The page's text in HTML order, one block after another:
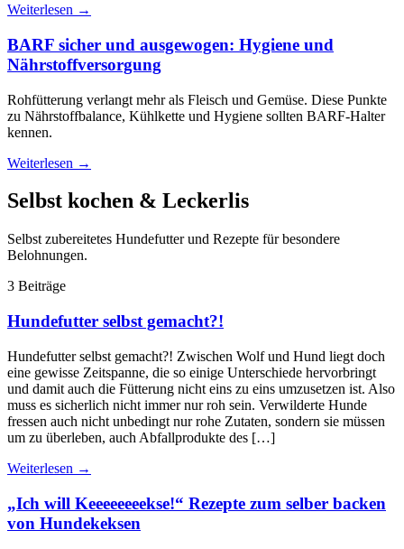
Weiterlesen →
BARF sicher und ausgewogen: Hygiene und
Nährstoffversorgung
Rohfütterung verlangt mehr als Fleisch und Gemüse. Diese Punkte
zu Nährstoffbalance, Kühlkette und Hygiene sollten BARF-Halter
kennen.
Weiterlesen →
Selbst kochen & Leckerlis
Selbst zubereitetes Hundefutter und Rezepte für besondere
Belohnungen.
3 Beiträge
Hundefutter selbst gemacht?!
Hundefutter selbst gemacht?! Zwischen Wolf und Hund liegt doch
eine gewisse Zeitspanne, die so einige Unterschiede hervorbringt
und damit auch die Fütterung nicht eins zu eins umzusetzen ist. Also
muss es sicherlich nicht immer nur roh sein. Verwilderte Hunde
fressen auch nicht unbedingt nur rohe Zutaten, sondern sie müssen
um zu überleben, auch Abfallprodukte des […]
Weiterlesen →
„Ich will Keeeeeeeekse!“ Rezepte zum selber backen
von Hundekeksen